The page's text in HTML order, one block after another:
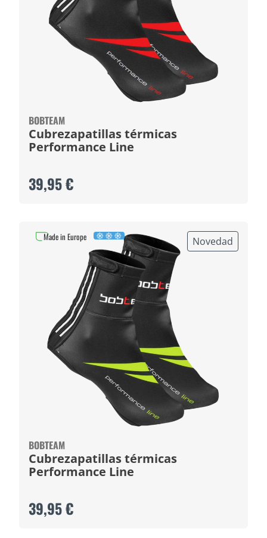
BOBTEAM
Cubrezapatillas térmicas
Performance Line
39,95 €
Novedad
BOBTEAM
Cubrezapatillas térmicas
Performance Line
39,95 €
Made in Europe